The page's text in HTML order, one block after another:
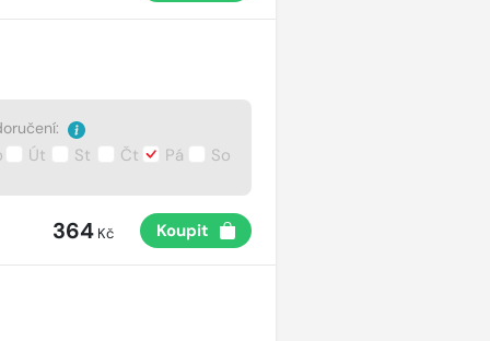
Út St Čt Pá So
364Kč Koupit